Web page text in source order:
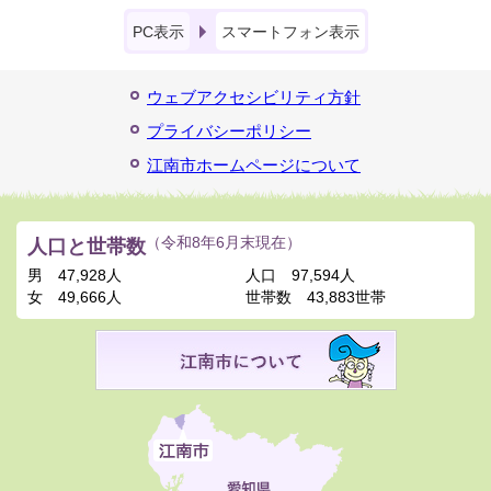
PC表示 スマートフォン表示
ウェブアクセシビリティ方針
プライバシーポリシー
江南市ホームページについて
人口と世帯数 （令和8年6月末現在）
男
47,928人
女
49,666人
人口
97,594人
世帯数
43,883世帯